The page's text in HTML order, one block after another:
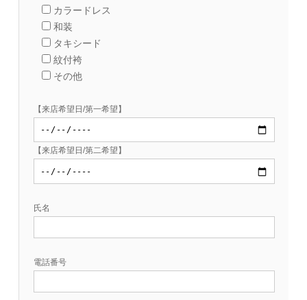
カラードレス
和装
タキシード
紋付袴
その他
【来店希望日/第一希望】
【来店希望日/第二希望】
氏名
電話番号